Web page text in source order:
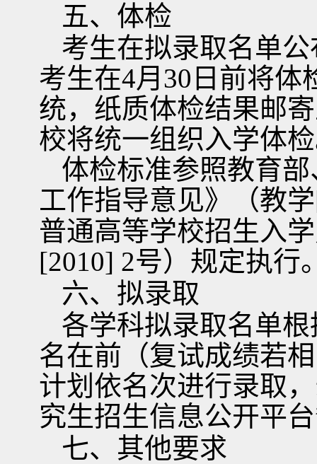
五、体检
考生在拟录取名单
考生在4月 30 日前将体
统，纸质体检结果邮
校将统一组织入学体
体检标准参照教育
工作指导意见》（教学
普通高等学校招生入
[2010] 2号）规定执行
六、拟录取
各学科拟录取名单
名在前（复试成绩若
计划依名次进行录取
究生招生信息公开平
七、其他要求